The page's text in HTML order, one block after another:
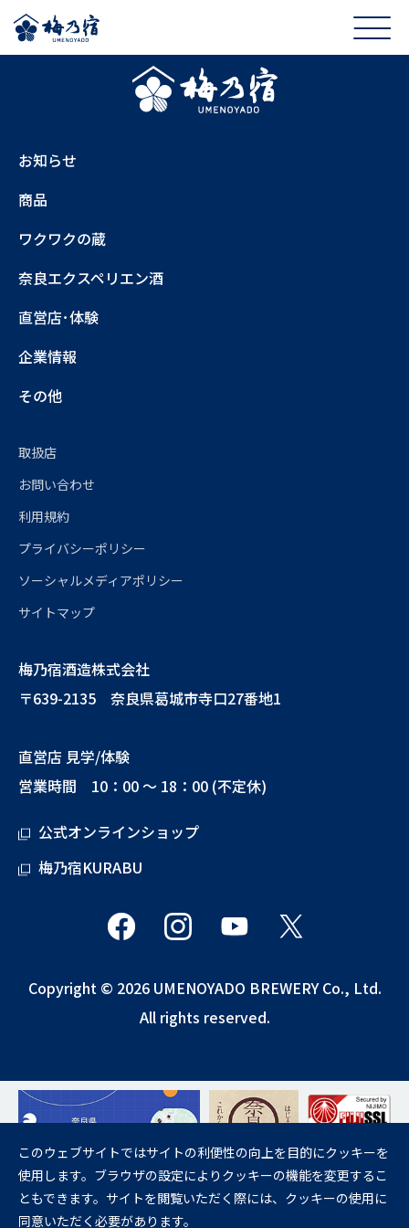
お知らせ
商品
ワクワクの蔵
奈良エクスペリエン酒
直営店･体験
企業情報
その他
取扱店
お問い合わせ
利用規約
プライバシーポリシー
ソーシャルメディアポリシー
サイトマップ
梅乃宿酒造株式会社
〒639-2135 奈良県葛城市寺口27番地1
直営店 見学/体験
営業時間 10：00 ～ 18：00 (不定休)
公式オンラインショップ
梅乃宿KURABU
Copyright © 2026 UMENOYADO BREWERY Co., Ltd.
All rights reserved.
飲酒は20歳になってから。
妊娠中や授乳期の飲酒は、胎児・乳児の発育に悪影響を与えるおそれが
あります。
このウェブサイトではサイトの利便性の向上を目的にクッキーを
使用します。ブラウザの設定によりクッキーの機能を変更するこ
ともできます。サイトを閲覧いただく際には、クッキーの使用に
同意いただく必要があります。